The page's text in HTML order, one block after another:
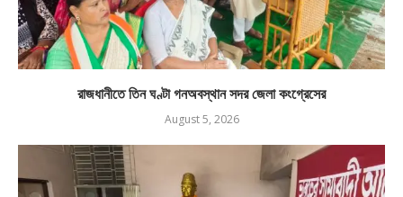
রাজধানীতে তিন ঘণ্টা গনঅবস্থান সদর জেলা কংগ্রেসের
August 5, 2026